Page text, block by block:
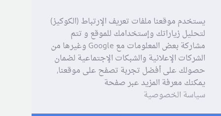
يستخدم موقعنا ملفات تعريف الإرتباط (الكوكيز)
لتحليل زياراتك وإستخدامك للموقع و تتم
مشاركة بعض المعلومات مع Google وغيرها من
الشركات الإعلانية والشبكات الإجتماعية لضمان
حصولك على أفضل تجربة تصفح على موقعنا,
يمكنك معرفة المزيد عبر صفحة
سياسة الخصوصية